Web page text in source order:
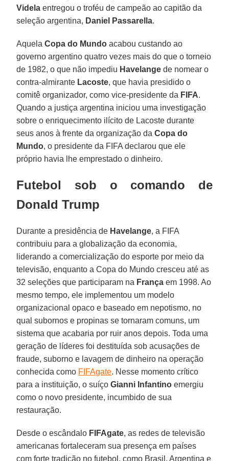
Videla entregou o troféu de campeão ao capitão da
seleção argentina, Daniel Passarella.
AquelaCopa do Mundo acabou custando ao
governo argentino quatro vezes mais do que o torneio
de 1982, o que não impediu Havelange de nomear o
contra-almirante Lacoste, que havia presidido o
comitê organizador, como vice-presidente da FIFA.
Quando a justiça argentina iniciou uma investigação
sobre o enriquecimento ilícito de Lacoste durante
seus anos à frente da organização daCopa do
Mundo, o presidente da FIFA declarou que ele
próprio havia lhe emprestado o dinheiro.
Futebol sob o comando de
Donald Trump
Durante a presidência de Havelange, a FIFA
contribuiu para a globalização da economia,
liderando a comercialização do esporte por meio da
televisão, enquanto a Copa do Mundo cresceu até as
32 seleções que participaram na França em 1998. Ao
mesmo tempo, ele implementou um modelo
organizacional opaco e baseado em nepotismo, no
qual subornos e propinas se tornaram comuns, um
sistema que acabaria por ruir anos depois. Toda uma
geração de líderes foi destituída sob acusações de
fraude, suborno e lavagem de dinheiro na operação
conhecida como FIFAgate. Nesse momento crítico
para a instituição, o suíçoGianni Infantino emergiu
como o novo presidente, incumbido de sua
restauração.
Desde o escândalo FIFAgate, as redes de televisão
americanas fortaleceram sua presença em países
com forte tradição no futebol, como Brasil, Argentina e